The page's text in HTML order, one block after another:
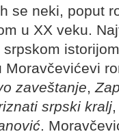
se neki, poput
u XX veku.
Moravčevićevi
zaveštanje,
srpski kralj
.